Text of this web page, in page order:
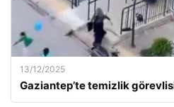
13/12/2025
Gaziantep’te temizlik